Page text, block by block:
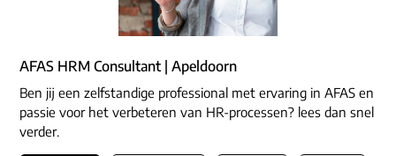
AFAS HRM Consultant | Apeldoorn
Ben jij een zelfstandige professional met ervaring in AFAS en
passie voor het verbeteren van HR-processen? lees dan snel
verder.